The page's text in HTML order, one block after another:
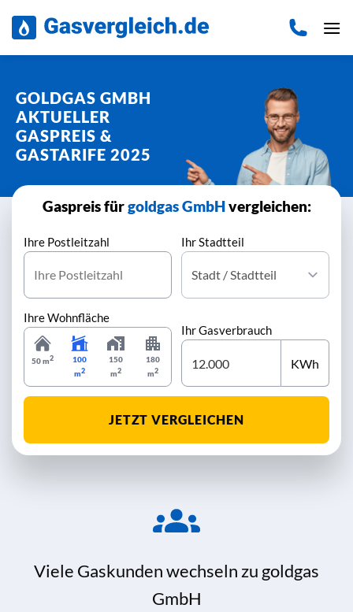
Inhalt
GOLDGAS GMBH
AKTUELLER
GASPREIS &
GASTARIFE 2025
Gaspreis fürgoldgas GmbHvergleichen:
Ihre Postleitzahl Ihr Stadtteil
Ihre Wohnfläche
50 m2
100
m2
150
m2
180
m2
Ihr Gasverbrauch
KWh
JETZT VERGLEICHEN
Viele Gaskunden wechseln zu goldgas
GmbH